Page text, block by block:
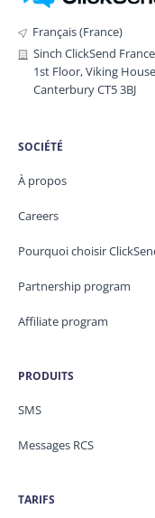
Français (France)
Sinch ClickSend France
1st Floor, Viking
Canterbury CT5 3BJ
SOCIÉTÉ
À propos
Careers
Pourquoi choisir
Partnership program
Affiliate program
PRODUITS
SMS
Messages RCS
TARIFS